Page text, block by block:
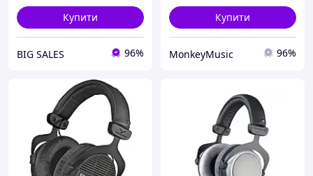
Купити
BIG SALES 96%
Купити
MonkeyMusic 96%